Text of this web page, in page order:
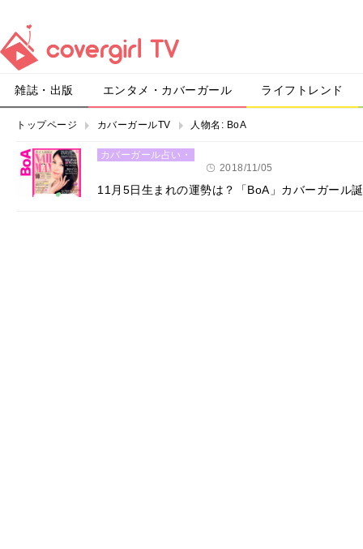
雑誌・出版 エンタメ・カバーガール ライフトレンド
トップページ カバーガールTV 人物名: BoA
カバーガール占い・
2018/11/05
11月5日生まれの運勢は？「BoA」カバーガール